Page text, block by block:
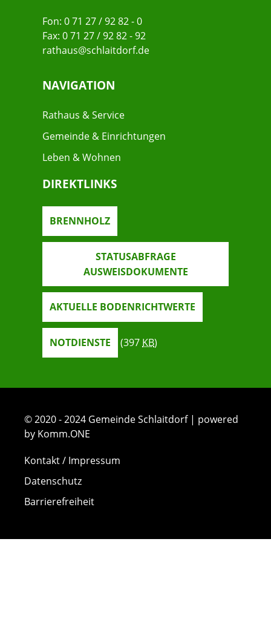
Fon: 0 71 27 / 92 82 - 0
Fax: 0 71 27 / 92 82 - 92
rathaus@schlaitdorf.de
NAVIGATION
Rathaus & Service
Gemeinde & Einrichtungen
Leben & Wohnen
DIREKTLINKS
BRENNHOLZ
STATUSABFRAGE
AUSWEISDOKUMENTE
AKTUELLE BODENRICHTWERTE
NOTDIENSTE (397 KB)
© 2020 - 2024 Gemeinde Schlaitdorf | powered
by Komm.ONE
Kontakt / Impressum
Datenschutz
Barrierefreiheit